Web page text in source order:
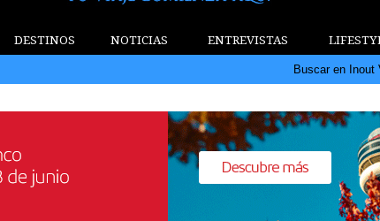
DESTINOS NOTICIAS ENTREVISTAS
Buscar en Inout